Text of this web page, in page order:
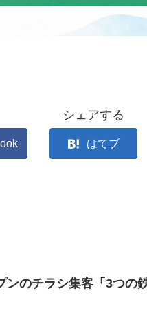
シェアする
はてブ
ンのチラシ集客「3つの